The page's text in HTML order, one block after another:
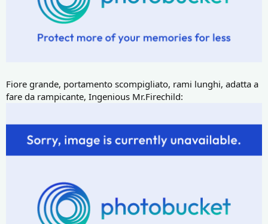
Fiore grande, portamento scompigliato, rami lunghi, adatta a
fare da rampicante, Ingenious Mr.Firechild: